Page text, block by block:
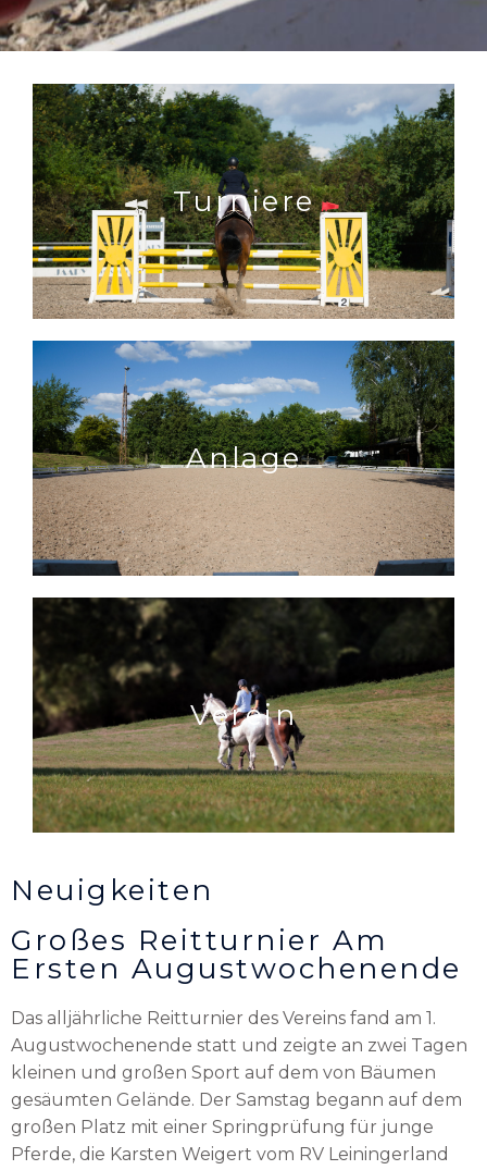
Turniere
Anlage
Verein
Neuigkeiten
Großes Reitturnier Am
Ersten Augustwochenende
Das alljährliche Reitturnier des Vereins fand am 1.
Augustwochenende statt und zeigte an zwei Tagen
kleinen und großen Sport auf dem von Bäumen
gesäumten Gelände. Der Samstag begann auf dem
großen Platz mit einer Springprüfung für junge
Pferde, die Karsten Weigert vom RV Leiningerland